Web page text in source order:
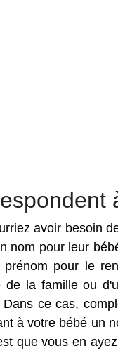
avoir besoin
nom pour leur
pour le
la famille ou
ce cas,
à votre bébé un
que vous en